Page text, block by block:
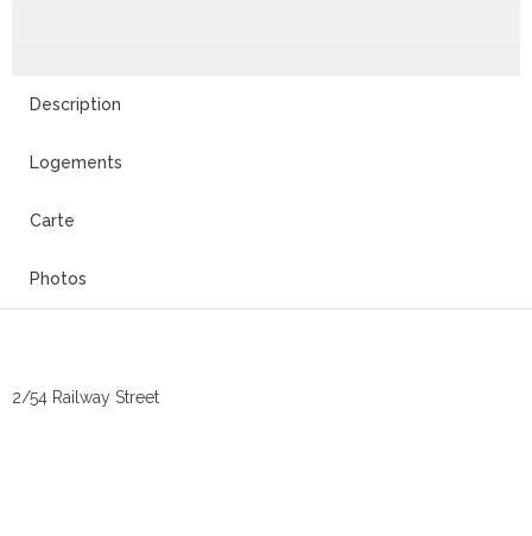
Description
Logements
Carte
Photos
2/54 Railway Street